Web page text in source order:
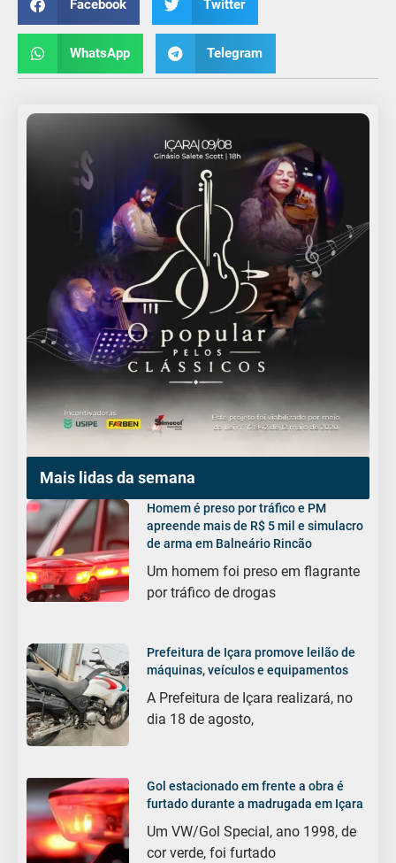
Facebook Twitter
WhatsApp Telegram
Mais lidas da semana
Homem é preso por tráfico e PM
apreende mais de R$ 5 mil e simulacro
de arma em Balneário Rincão
Um homem foi preso em flagrante
por tráfico de drogas
Prefeitura de Içara promove leilão de
máquinas, veículos e equipamentos
A Prefeitura de Içara realizará, no
dia 18 de agosto,
Gol estacionado em frente a obra é
furtado durante a madrugada em Içara
Um VW/Gol Special, ano 1998, de
cor verde, foi furtado